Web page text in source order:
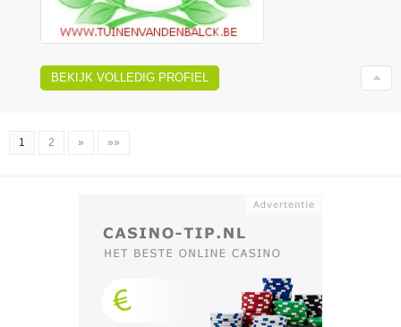
BEKIJK VOLLEDIG PROFIEL
1 2 » »»